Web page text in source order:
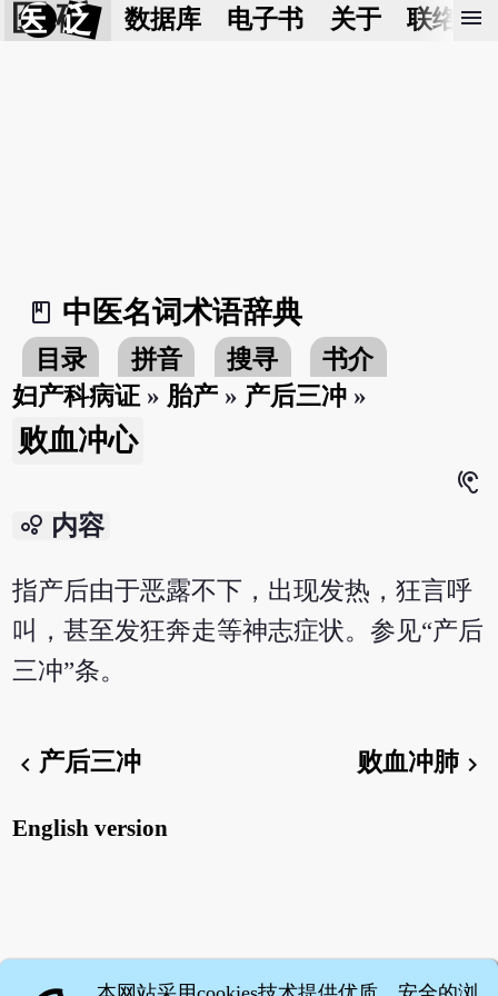
医 砭 数据库 电子书 关于 联络我
menu
book_2
中医名词术语辞典
目录 拼音 搜寻
书介
妇产科病证 » 胎产 » 产后三冲 »
败血冲心
hearing
bubble_chart 内容
指产后由于恶露不下，出现发热，狂言呼
叫，甚至发狂奔走等神志症状。参见“产后
三冲”条。
chevron_left产后三冲 败血冲肺 chevron_right
English version